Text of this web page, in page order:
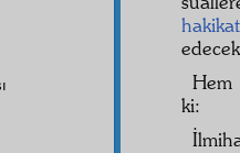
Hem
ki: